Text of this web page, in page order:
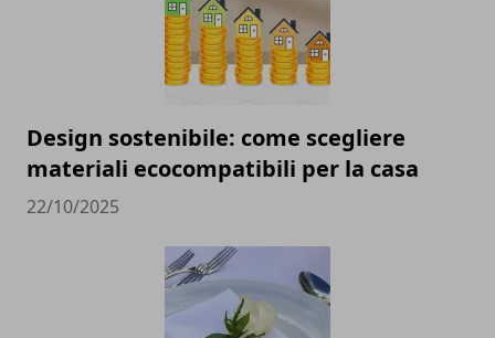
Design sostenibile: come scegliere
materiali ecocompatibili per la casa
22/10/2025